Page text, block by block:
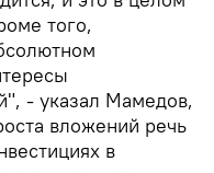
того,
- указал Мамедов,
вложений речь
в